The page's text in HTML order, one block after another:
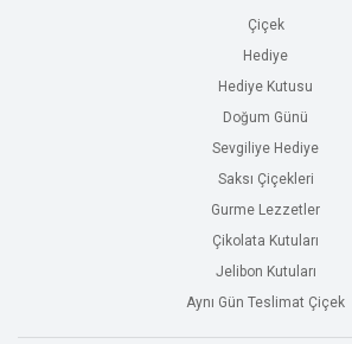
Çiçek
Hediye
Hediye Kutusu
Doğum Günü
Sevgiliye Hediye
Saksı Çiçekleri
Gurme Lezzetler
Çikolata Kutuları
Jelibon Kutuları
Aynı Gün Teslimat Çiçek